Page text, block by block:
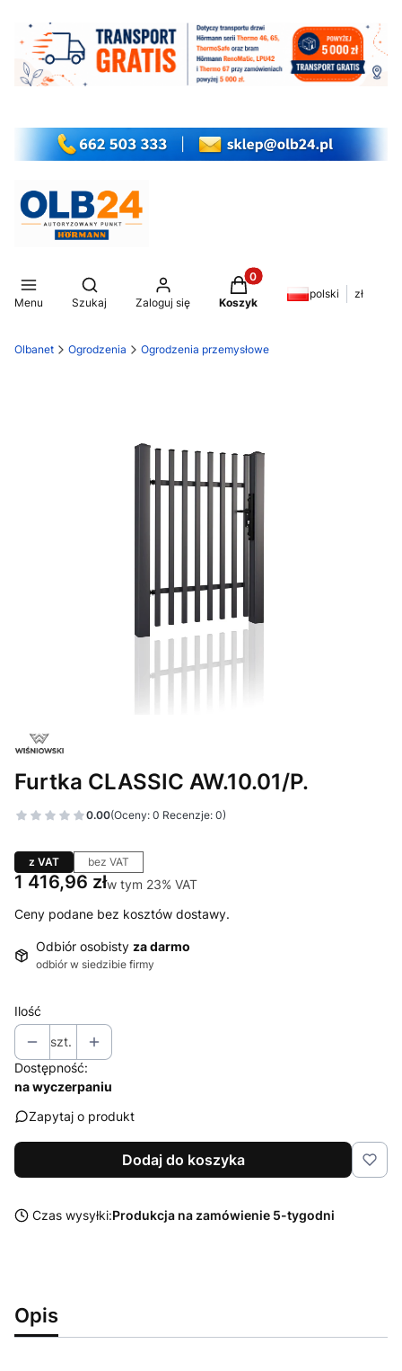
Menu
Otwórz wyszukiwarkę
Szukaj Zaloguj się
Produkty w koszyku: 0.
Koszyk
polski zł
Olbanet Ogrodzenia Ogrodzenia przemysłowe
Furtka CLASSIC AW.10.01/P.
0.00(Oceny: 0 Recenzje: 0)
z VAT bez VAT
Cena
1 416,96 złw tym 23% VAT
w tym 23% VAT
Ceny podane bez kosztów dostawy.
Odbiór osobisty za darmo
odbiór w siedzibie firmy
Ilość
szt.
Dostępność:
na wyczerpaniu
Zapytaj o produkt
Dodaj do koszyka
Czas wysyłki:Produkcja na zamówienie 5-tygodni
Opis